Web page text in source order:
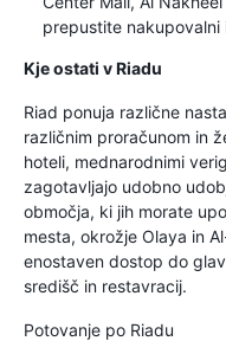
prepustite
Kje ostati v Riadu
Riad ponuja različne
različnim proračunom in
hoteli, mednarodnimi
zagotavljajo udobno
območja, ki jih morate
mesta, okrožje Olaya in
enostaven dostop do
središč in restavracij.
Potovanje po Riadu